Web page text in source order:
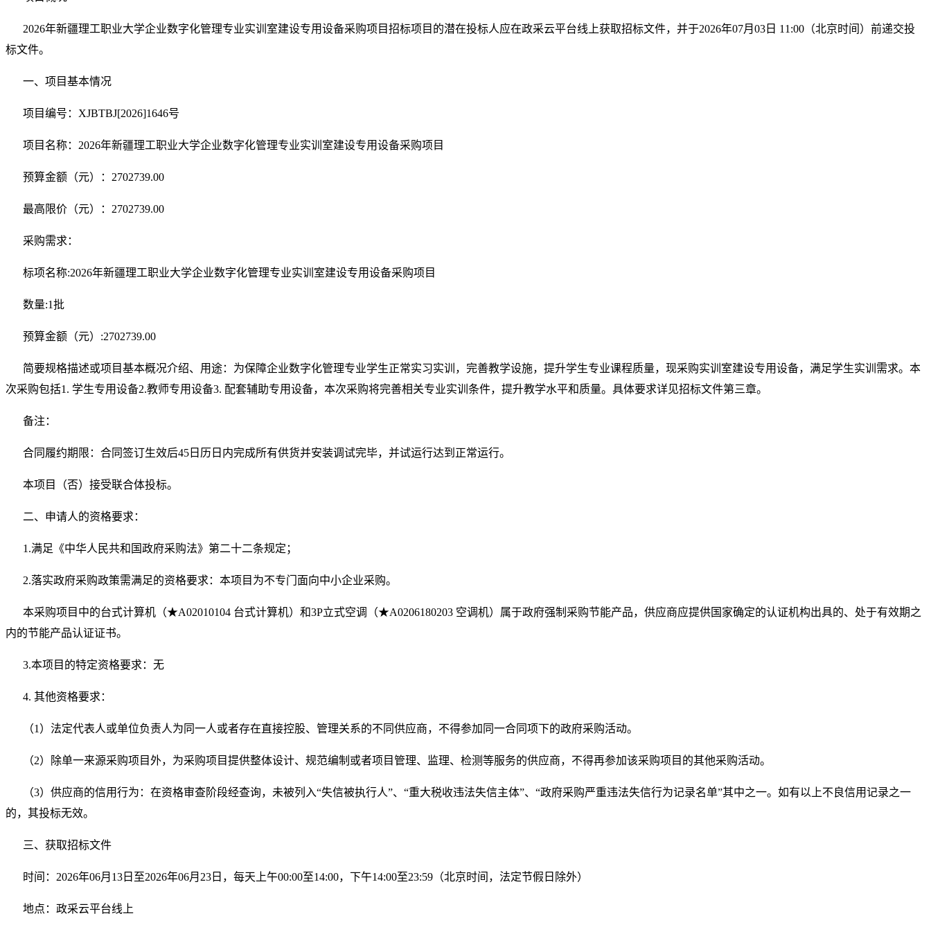
2026年新疆理工职业大学企业数字化管理专业实训室建设专用设备采购项目招标项目的潜在投标人应在政采云平台线上获取招标文件，并于2026年07月03日 11:00（北京时间）前递交投
标文件。
一、项目基本情况
项目编号：XJBTBJ[2026]1646号
项目名称：2026年新疆理工职业大学企业数字化管理专业实训室建设专用设备采购项目
预算金额（元）：2702739.00
最高限价（元）：2702739.00
采购需求：
标项名称:2026年新疆理工职业大学企业数字化管理专业实训室建设专用设备采购项目
数量:1批
预算金额（元）:2702739.00
简要规格描述或项目基本概况介绍、用途：为保障企业数字化管理专业学生正常实习实训，完善教学设施，提升学生专业课程质量，现采购实训室建设专用设备，满足学生实训需求。本
次采购包括1. 学生专用设备2.教师专用设备3. 配套辅助专用设备，本次采购将完善相关专业实训条件，提升教学水平和质量。具体要求详见招标文件第三章。
备注：
合同履约期限：合同签订生效后45日历日内完成所有供货并安装调试完毕，并试运行达到正常运行。
本项目（否）接受联合体投标。
二、申请人的资格要求：
1.满足《中华人民共和国政府采购法》第二十二条规定；
2.落实政府采购政策需满足的资格要求：本项目为不专门面向中小企业采购。
本采购项目中的台式计算机（★A02010104 台式计算机）和3P立式空调（★A0206180203 空调机）属于政府强制采购节能产品，供应商应提供国家确定的认证机构出具的、处于有效期之
内的节能产品认证证书。
3.本项目的特定资格要求：无
4. 其他资格要求：
（1）法定代表人或单位负责人为同一人或者存在直接控股、管理关系的不同供应商，不得参加同一合同项下的政府采购活动。
（2）除单一来源采购项目外，为采购项目提供整体设计、规范编制或者项目管理、监理、检测等服务的供应商，不得再参加该采购项目的其他采购活动。
（3）供应商的信用行为：在资格审查阶段经查询，未被列入“失信被执行人”、“重大税收违法失信主体”、“政府采购严重违法失信行为记录名单”其中之一。如有以上不良信用记录之一
的，其投标无效。
三、获取招标文件
时间：2026年06月13日至2026年06月23日，每天上午00:00至14:00，下午14:00至23:59（北京时间，法定节假日除外）
地点：政采云平台线上